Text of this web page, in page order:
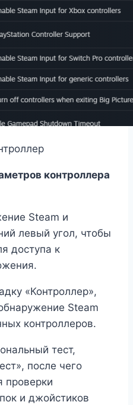
контроллера
Steam и
левый угол, чтобы
доступа к
«Контроллер»,
Steam
контроллеров.
тест,
после чего
проверки
и джойстиков